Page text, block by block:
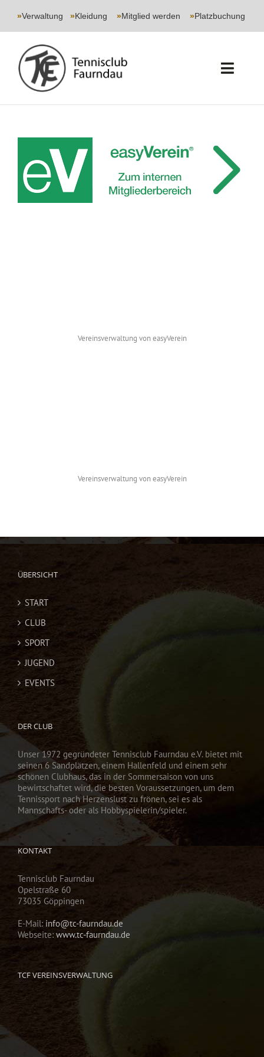
»Verwaltung »Kleidung »Mitglied werden »Platzbuchung
CLUB
SPORT
Vereinsverwaltung von easyVerein
Vereinsverwaltung von easyVerein
ÜBERSICHT
START
CLUB
SPORT
JUGEND
EVENTS
DER CLUB
Unser 1972 gegründeter Tennisclub Faurndau e.V. bietet mit
seinen 6 Sandplätzen, einem Hallenfeld und einem sehr
schönen Clubhaus, das in der Sommersaison von uns
bewirtschaftet wird, die besten Voraussetzungen, um dem
Tennissport nach Herzenslust zu frönen, sei es als
Mannschafts- oder als Hobbyspielerin/spieler.
KONTAKT
Tennisclub Faurndau
Opelstraße 60
73035 Göppingen
E-Mail: info@tc-faurndau.de
Webseite: www.tc-faurndau.de
TCF VEREINSVERWALTUNG